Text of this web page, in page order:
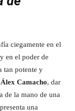
ciegamente en el
en el poder de
tan potente y
Álex Camacho, dar
de la mano de una
una